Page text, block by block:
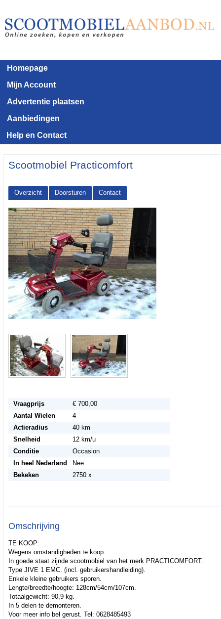
Homepage
Mijn Account
Advertentie plaatsen
Aanbiedingen
Help en Contact
Scootmobiel Practicomfort
Overzicht Doorsturen
Contact
<< Terug naar het advertentie overzicht
Vraagprijs
€ 700,00
Aantal Wielen
4
Actieradius
40 km
Snelheid
12 km/u
Conditie
Occasion
In heel Nederland
Nee
Bekeken
2750 x
Omschrijving
TE KOOP:
Wegens omstandigheden te koop.
In goede staat zijnde scootmobiel van het merk PRACTICOMFORT.
Type JIVE 1 EMC. (incl. gebruikershandleiding).
Enkele kleine gebruikers sporen.
Lengte/breedte/hoogte: 128cm/54cm/107cm.
Totaalgewicht: 90,9 kg.
In 5 delen te demonteren.
Voor meer info bel gerust. Tel: 0628485493